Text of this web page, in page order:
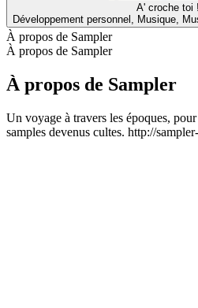
A' croche toi !
Développement personnel, Musique,
À propos de Sampler
À propos de Sampler
À propos de Sampler
Un voyage à travers les époques,
samples devenus cultes. http://